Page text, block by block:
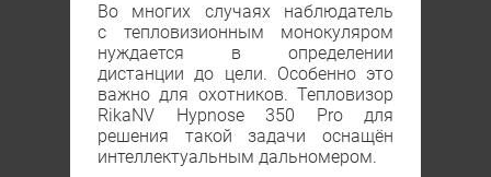
Во многих случаях наблюдатель
с тепловизионным монокуляром
нуждается в определении
дистанции до цели. Особенно это
важно для охотников. Тепловизор
RikaNV Hypnose 350 Рro для
решения такой задачи оснащён
интеллектуальным дальномером.